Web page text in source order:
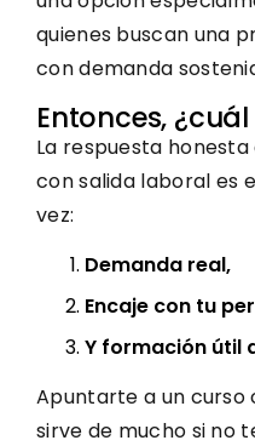
quienes buscan una
con demanda
Entonces,
La respuesta
con salida laboral es
vez:
Demanda real,
Encaje con tu
Y formación útil
Apuntarte a un curso
sirve de mucho si no